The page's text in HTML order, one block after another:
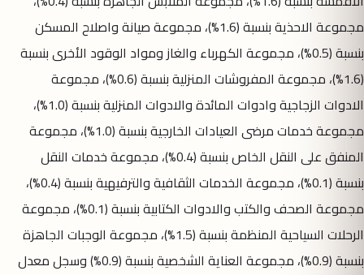
مجموعة الاحذية بنسبة (1.6%)، مجموعة صيانة واصلاح المسكن
بنسبة (0.5%)، مجموعة الكهرباء والغاز ومواد الوقود الأخرى بنسبة
(1.6%)، مجموعة المفروشات المنزلية بنسبة (0.6%)، مجموعة
الادوات الزجاجية وادوات المائدة والادوات المنزلية بنسبة (1.0%)،
مجموعة خدمات مرضى العيادات الخارجية بنسبة (1.0%)، مجموعة
المنفق على النقل الخاص بنسبة (0.4%)، مجموعة خدمات النقل
بنسبة (0.1%)، مجموعة الخدمات الثقافية والترفيهية بنسبة (0.4%)،
مجموعة الصحف والكتب والادوات الكتابية بنسبة (0.1%)، مجموعة
الرحلات السياحية المنظمة بنسبة (1.5%)، مجموعة الوجبات الجاهزة
بنسبة (0.9%)، مجموعة العناية الشخصية بنسبة (0.9%) وسجل معدل